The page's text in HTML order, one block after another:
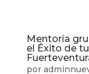
Mentoría
el Éxito de
por